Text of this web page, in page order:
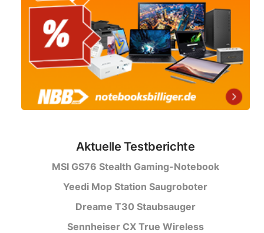
Aktuelle Testberichte
MSI GS76 Stealth Gaming-Notebook
Yeedi Mop Station Saugroboter
Dreame T30 Staubsauger
Sennheiser CX True Wireless